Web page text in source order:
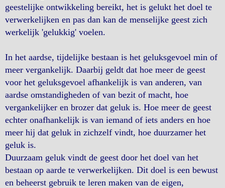
geestelijke ontwikkeling bereikt, het is gelukt het doel te
verwerkelijken en pas dan kan de menselijke geest zich
werkelijk 'gelukkig' voelen.
In het aardse, tijdelijke bestaan is het geluksgevoel min of
meer vergankelijk. Daarbij geldt dat hoe meer de geest
voor het geluksgevoel afhankelijk is van anderen, van
aardse omstandigheden of van bezit of macht, hoe
vergankelijker en brozer dat geluk is. Hoe meer de geest
echter onafhankelijk is van iemand of iets anders en hoe
meer hij dat geluk in zichzelf vindt, hoe duurzamer het
geluk is.
Duurzaam geluk vindt de geest door het doel van het
bestaan op aarde te verwerkelijken. Dit doel is een bewust
en beheerst gebruik te leren maken van de eigen,